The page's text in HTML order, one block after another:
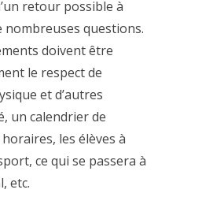
retour possible à
nombreuses questions.
doivent être
le respect de
et d’autres
un calendrier de
les élèves à
ce qui se passera à
etc.